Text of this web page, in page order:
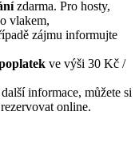
zdarma. Pro hosty,
vlakem,
zájmu informujte
ve výši 30 Kč /
informace, můžete si
online.